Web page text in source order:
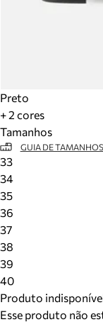
Preto
+ 2 cores
Tamanhos
GUIA DE TAMANHOS
33
34
35
36
37
38
39
40
Produto
Esse produto não